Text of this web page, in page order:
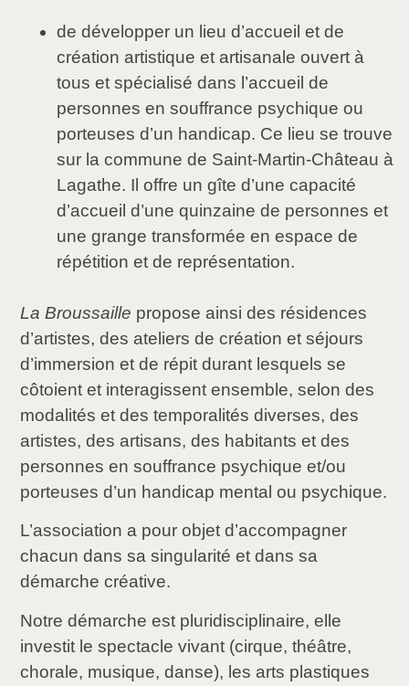
de développer un lieu d’accueil et de
création artistique et artisanale ouvert à
tous et spécialisé dans l’accueil de
personnes en souffrance psychique ou
porteuses d’un handicap. Ce lieu se trouve
sur la commune de Saint-Martin-Château à
Lagathe. Il offre un gîte d’une capacité
d’accueil d’une quinzaine de personnes et
une grange transformée en espace de
répétition et de représentation.
La Broussaille propose ainsi des résidences
d’artistes, des ateliers de création et séjours
d’immersion et de répit durant lesquels se
côtoient et interagissent ensemble, selon des
modalités et des temporalités diverses, des
artistes, des artisans, des habitants et des
personnes en souffrance psychique et/ou
porteuses d’un handicap mental ou psychique.
L’association a pour objet d’accompagner
chacun dans sa singularité et dans sa
démarche créative.
Notre démarche est pluridisciplinaire, elle
investit le spectacle vivant (cirque, théâtre,
chorale, musique, danse), les arts plastiques